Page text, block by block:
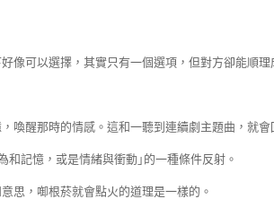
像可以選擇，其實只有一個選項，但對方卻能順理
喚醒那時的情感。這和一聽到連續劇主題曲，就
記憶，或是情緒與衝動｣的一種條件反射。
思，啣根菸就會點火的道理是一樣的。